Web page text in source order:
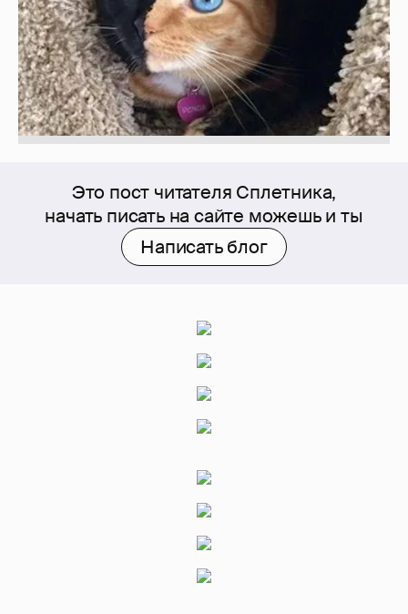
Это пост читателя Сплетника,
начать писать на сайте можешь и ты
Написать блог